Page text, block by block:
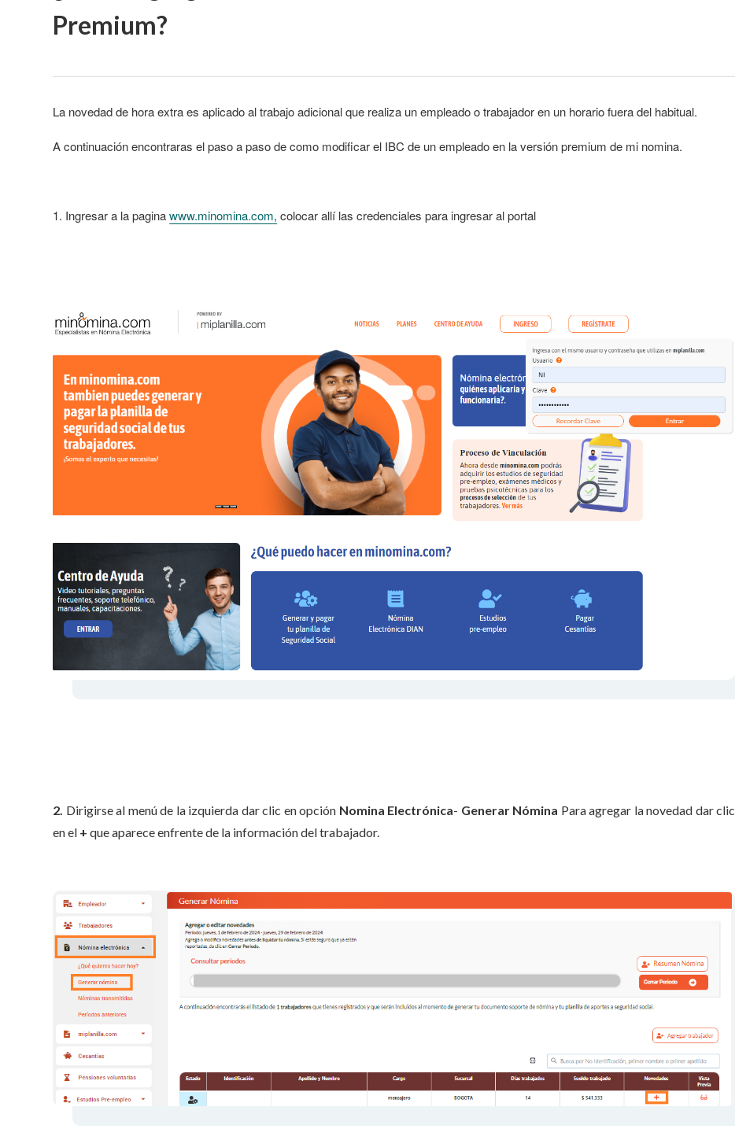
Premium?
La novedad de hora extra es aplicado al trabajo adicional que realiza un empleado o trabajador en un horario fuera del habitual.
A continuación encontraras el paso a paso de como modificar el IBC de un empleado en la versión premium de mi nomina.
1. Ingresar a la paginawww.minomina.com, colocar allí las credenciales para ingresar al portal
2. Dirigirse al menú de la izquierda dar clic en opción Nomina Electrónica- Generar Nómina Para agregar la novedad dar clic
en el + que aparece enfrente de la información del trabajador.